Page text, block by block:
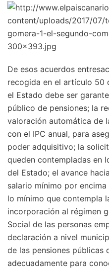
De esos acuerdos
recogida en el artículo 50
el Estado debe ser
público de pensiones; la
valoración automática de
con el IPC anual, para
poder adquisitivo; la
queden contempladas en
del Estado; el avance
salario mínimo por
lo mínimo que contempla
incorporación al régimen
Social de las personas
declaración a nivel
de las pensiones públicas
adecuadamente para